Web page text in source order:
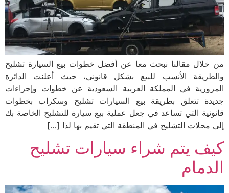
من خلال مقالنا نبحث معا عن أفضل خطوات بيع السيارة تشليح
والطريقة الأنسب للبيع بشكل قانوني، حيث أعلنت الدائرة
المرورية في المملكة العربية السعودية عن خطوات وإجراءات
جديدة تتعلق بطريقة بيع السيارات تشليح وسكراب بخطوات
قانونية التي تساعد في جعل عملية بيع سيارة للتشليح الخاصة بك
إلى محلات التشليح في المنطقة التي تقيم بها لذا […]
كيف يتم شراء سيارات تشليح
الدمام